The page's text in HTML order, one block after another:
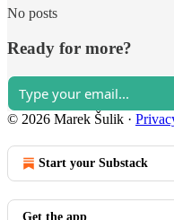
No posts
Ready for more?
© 2026 Marek Šulik ·
Start your Substack
Get the app